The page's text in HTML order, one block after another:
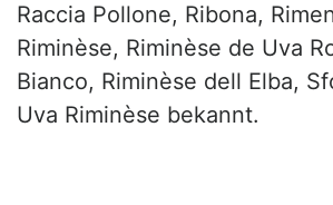
Raccia Pollone, Ribona,
Riminèse, Riminèse de Uva
Bianco, Riminèse dell Elba,
Uva Riminèse bekannt.